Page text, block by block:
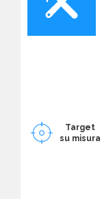
Target
su misura